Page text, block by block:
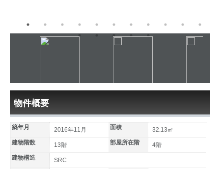
物件概要
築年月 2016年11月 面積
32.13㎡
建物階数
13階 部屋所在階
4階
建物構造
SRC